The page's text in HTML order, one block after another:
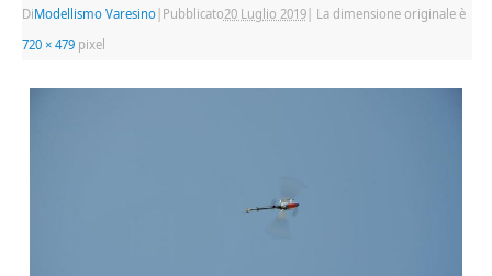
DiModellismo Varesino| Pubblicato20 Luglio 2019|
La dimensione originale è
720 × 479pixel